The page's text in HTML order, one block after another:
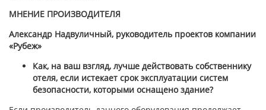
МНЕНИЕ ПРОИЗВОДИТЕЛЯ
Александр Надвуличный, руководитель проектов компании
«Рубеж»
Как, на ваш взгляд, лучше действовать собственнику
отеля, если истекает срок эксплуатации систем
безопасности, которыми оснащено здание?